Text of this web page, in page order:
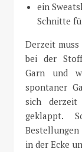
ein
Schnitte
Derzeit muss
bei der
Garn und
spontaner
sich
geklappt.
in der Ecke